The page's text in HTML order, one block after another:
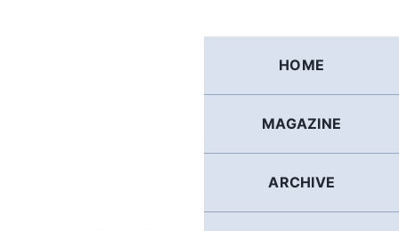
HOME
MAGAZINE
ARCHIVE